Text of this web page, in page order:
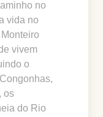
no
vida no
vivem
o
os
do Rio